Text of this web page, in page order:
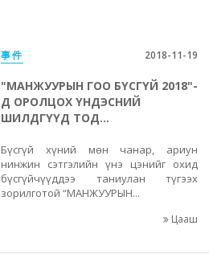
事件 2018-11-19
"МАНЖУУРЫН ГОО БҮСГҮЙ 2018"-
Д ОРОЛЦОХ ҮНДЭСНИЙ
ШИЛДГҮҮД ТОД...
Бүсгүй хүний мөн чанар, ариун
нинжин сэтгэлийн үнэ цэнийг охид
бүсгүйчүүддээ таниулан түгээх
зорилготой “МАНЖУУРЫН...
Цааш